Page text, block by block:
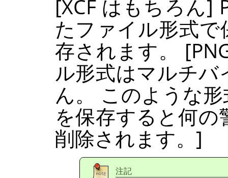
[XCFはもちろん]
たファイル形式
存されます。 [
ル形式はマルチ
ん。 このような
を保存すると何
削除されます。]
注記